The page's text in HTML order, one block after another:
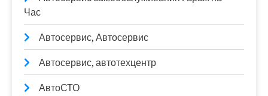
Час
Автосервис, Автосервис
Автосервис, автотехцентр
АвтоСТО